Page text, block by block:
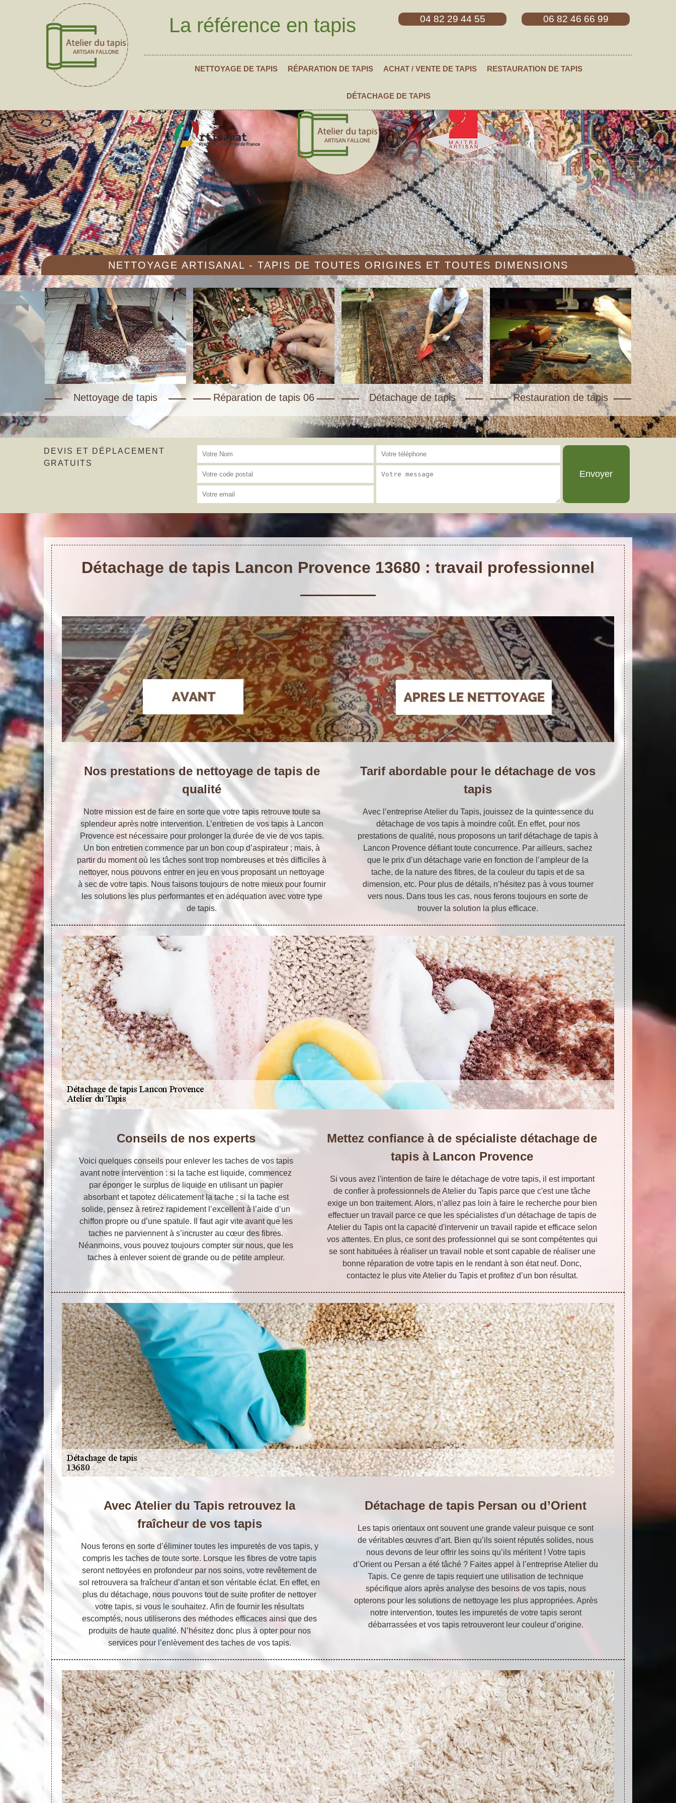
La référence en tapis 04 82 29 44 55 06 82 46 66 99
NETTOYAGE DE TAPIS RÉPARATION DE TAPIS ACHAT / VENTE DE TAPIS RESTAURATION DE TAPIS
DÉTACHAGE DE TAPIS
NETTOYAGE ARTISANAL - TAPIS DE TOUTES ORIGINES ET TOUTES DIMENSIONS
Nettoyage de tapis Réparation de tapis 06 Détachage de tapis Restauration de tapis
DEVIS ET DÉPLACEMENT
GRATUITS
Détachage de tapis Lancon Provence 13680 : travail professionnel
Nos prestations de nettoyage de tapis de
qualité
Notre mission est de faire en sorte que votre tapis retrouve toute sa
splendeur après notre intervention. L’entretien de vos tapis à Lancon
Provence est nécessaire pour prolonger la durée de vie de vos tapis.
Un bon entretien commence par un bon coup d’aspirateur ; mais, à
partir du moment où les tâches sont trop nombreuses et très difficiles à
nettoyer, nous pouvons entrer en jeu en vous proposant un nettoyage
à sec de votre tapis. Nous faisons toujours de notre mieux pour fournir
les solutions les plus performantes et en adéquation avec votre type
de tapis.
Tarif abordable pour le détachage de vos
tapis
Avec l’entreprise Atelier du Tapis, jouissez de la quintessence du
détachage de vos tapis à moindre coût. En effet, pour nos
prestations de qualité, nous proposons un tarif détachage de tapis à
Lancon Provence défiant toute concurrence. Par ailleurs, sachez
que le prix d’un détachage varie en fonction de l’ampleur de la
tache, de la nature des fibres, de la couleur du tapis et de sa
dimension, etc. Pour plus de détails, n’hésitez pas à vous tourner
vers nous. Dans tous les cas, nous ferons toujours en sorte de
trouver la solution la plus efficace.
Conseils de nos experts
Voici quelques conseils pour enlever les taches de vos tapis
avant notre intervention : si la tache est liquide, commencez
par éponger le surplus de liquide en utilisant un papier
absorbant et tapotez délicatement la tache ; si la tache est
solide, pensez à retirez rapidement l’excellent à l’aide d’un
chiffon propre ou d’une spatule. Il faut agir vite avant que les
taches ne parviennent à s’incruster au cœur des fibres.
Néanmoins, vous pouvez toujours compter sur nous, que les
taches à enlever soient de grande ou de petite ampleur.
Mettez confiance à de spécialiste détachage de
tapis à Lancon Provence
Si vous avez l'intention de faire le détachage de votre tapis, il est important
de confier à professionnels de Atelier du Tapis parce que c'est une tâche
exige un bon traitement. Alors, n’allez pas loin à faire le recherche pour bien
effectuer un travail parce ce que les spécialistes d'un détachage de tapis de
Atelier du Tapis ont la capacité d'intervenir un travail rapide et efficace selon
vos attentes. En plus, ce sont des professionnel qui se sont compétentes qui
se sont habituées à réaliser un travail noble et sont capable de réaliser une
bonne réparation de votre tapis en le rendant à son état neuf. Donc,
contactez le plus vite Atelier du Tapis et profitez d’un bon résultat.
Avec Atelier du Tapis retrouvez la
fraîcheur de vos tapis
Nous ferons en sorte d’éliminer toutes les impuretés de vos tapis, y
compris les taches de toute sorte. Lorsque les fibres de votre tapis
seront nettoyées en profondeur par nos soins, votre revêtement de
sol retrouvera sa fraîcheur d’antan et son véritable éclat. En effet, en
plus du détachage, nous pouvons tout de suite profiter de nettoyer
votre tapis, si vous le souhaitez. Afin de fournir les résultats
escomptés, nous utiliserons des méthodes efficaces ainsi que des
produits de haute qualité. N’hésitez donc plus à opter pour nos
services pour l’enlèvement des taches de vos tapis.
Détachage de tapis Persan ou d’Orient
Les tapis orientaux ont souvent une grande valeur puisque ce sont
de véritables œuvres d’art. Bien qu’ils soient réputés solides, nous
nous devons de leur offrir les soins qu’ils méritent ! Votre tapis
d’Orient ou Persan a été tâché ? Faites appel à l’entreprise Atelier du
Tapis. Ce genre de tapis requiert une utilisation de technique
spécifique alors après analyse des besoins de vos tapis, nous
opterons pour les solutions de nettoyage les plus appropriées. Après
notre intervention, toutes les impuretés de votre tapis seront
débarrassées et vos tapis retrouveront leur couleur d’origine.